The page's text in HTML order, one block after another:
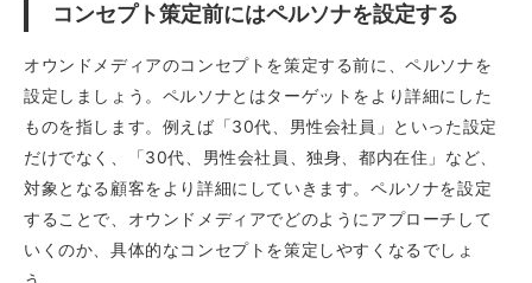
コンセプト策定前にはペルソナを設定する
オウンドメディアのコンセプトを策定する前に、ペルソナを
設定しましょう。ペルソナとはターゲットをより詳細にした
ものを指します。例えば「30代、男性会社員」といった設定
だけでなく、「30代、男性会社員、独身、都内在住」など、
対象となる顧客をより詳細にしていきます。ペルソナを設定
することで、オウンドメディアでどのようにアプローチして
いくのか、具体的なコンセプトを策定しやすくなるでしょ